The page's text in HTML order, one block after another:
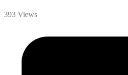
393 Views